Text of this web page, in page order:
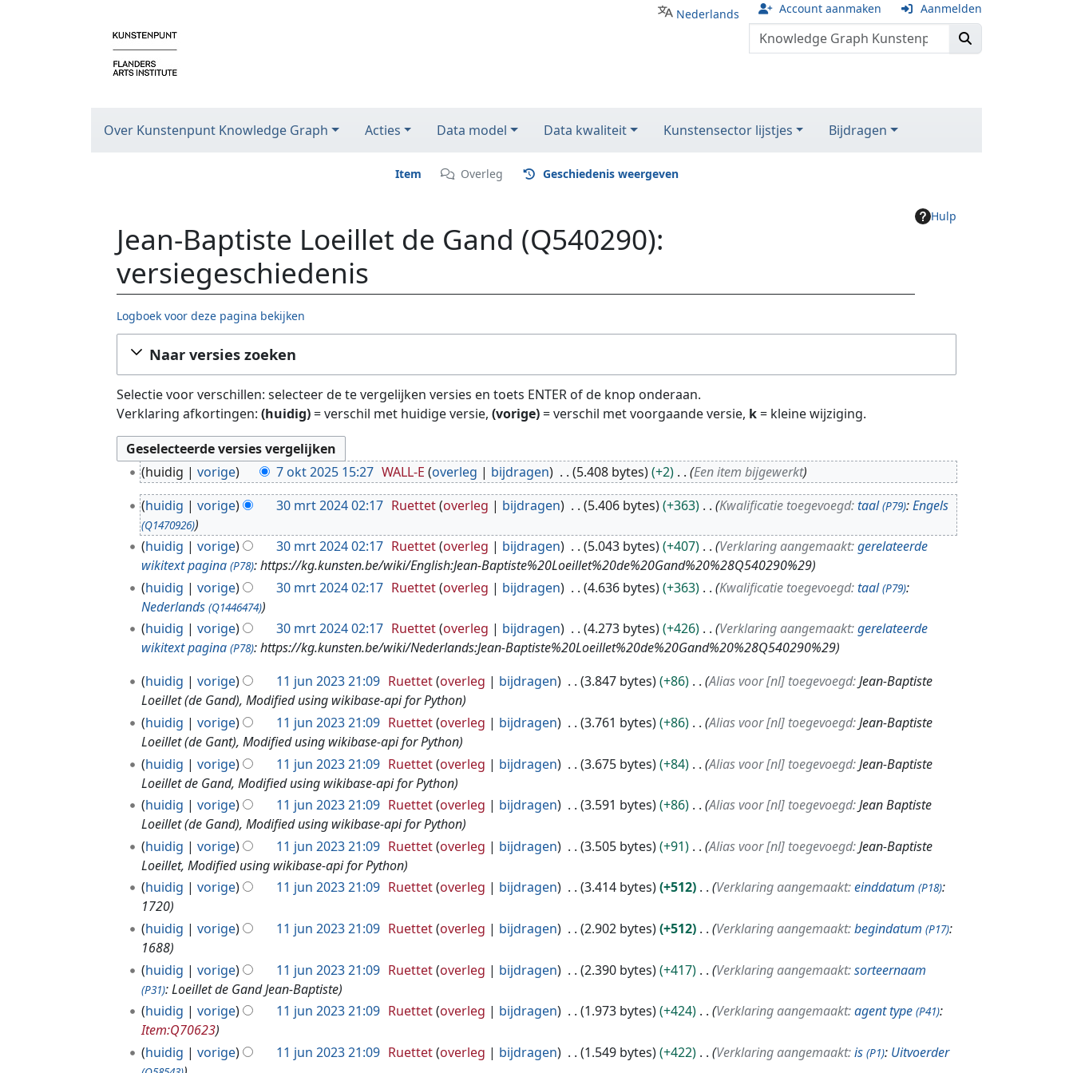
Nederlands Account aanmaken Aanmelden
Over Kunstenpunt Knowledge Graph Acties Data model Data kwaliteit Kunstensector lijstjes Bijdragen
Item Overleg Geschiedenis weergeven
Hulp
Jean-Baptiste Loeillet de Gand (Q540290):
versiegeschiedenis
Logboek voor deze pagina bekijken
Ga naar:navigatie,zoeken
Naar versies zoeken
Selectie voor verschillen: selecteer de te vergelijken versies en toets ENTER of de knop onderaan.
Verklaring afkortingen: (huidig)= verschil met huidige versie, (vorige)= verschil met voorgaande versie, k= kleine wijziging.
huidig vorige 7 okt 2025 15:27 WALL-E overleg bijdragen 5.408 bytes +2 Een item bijgewerkt
huidig vorige 30 mrt 2024 02:17 Ruettet overleg bijdragen 5.406 bytes +363 Kwalificatie toegevoegd:taal (P79):Engels
(Q1470926)
huidig vorige 30 mrt 2024 02:17 Ruettet overleg bijdragen 5.043 bytes +407 Verklaring aangemaakt:gerelateerde
wikitext pagina (P78): https://kg.kunsten.be/wiki/English:Jean-Baptiste%20Loeillet%20de%20Gand%20%28Q540290%29
huidig
vorige 30 mrt 2024 02:17 Ruettet overleg bijdragen 4.636 bytes +363 Kwalificatie toegevoegd:taal (P79):
Nederlands (Q1446474)
huidig vorige 30 mrt 2024 02:17 Ruettet overleg bijdragen 4.273 bytes +426 Verklaring aangemaakt:gerelateerde
wikitext pagina (P78): https://kg.kunsten.be/wiki/Nederlands:Jean-Baptiste%20Loeillet%20de%20Gand%20%28Q540290%29
huidig vorige 11 jun 2023 21:09 Ruettet overleg bijdragen 3.847 bytes +86 Alias voor [nl] toegevoegd:Jean-Baptiste
Loeillet (de Gand), Modified using wikibase-api for Python
huidig
vorige 11 jun 2023 21:09 Ruettet overleg bijdragen 3.761 bytes +86 Alias voor [nl] toegevoegd:Jean-Baptiste
Loeillet (de Gant), Modified using wikibase-api for Python
huidig
vorige 11 jun 2023 21:09 Ruettet overleg bijdragen 3.675 bytes +84 Alias voor [nl] toegevoegd:Jean-Baptiste
Loeillet de Gand, Modified using wikibase-api for Python
huidig
vorige 11 jun 2023 21:09 Ruettet overleg bijdragen 3.591 bytes +86 Alias voor [nl] toegevoegd:Jean Baptiste
Loeillet (de Gand), Modified using wikibase-api for Python
huidig
vorige 11 jun 2023 21:09 Ruettet overleg bijdragen 3.505 bytes +91 Alias voor [nl] toegevoegd:Jean-Baptiste
Loeillet, Modified using wikibase-api for Python
huidig
vorige 11 jun 2023 21:09 Ruettet overleg bijdragen 3.414 bytes +512 Verklaring aangemaakt:einddatum (P18):
1720
huidig
vorige 11 jun 2023 21:09 Ruettet overleg bijdragen 2.902 bytes +512 Verklaring aangemaakt:begindatum (P17):
1688
huidig
vorige 11 jun 2023 21:09 Ruettet overleg bijdragen 2.390 bytes +417 Verklaring aangemaakt:sorteernaam
(P31): Loeillet de Gand Jean-Baptiste
huidig
vorige 11 jun 2023 21:09 Ruettet overleg bijdragen 1.973 bytes +424 Verklaring aangemaakt:agent type (P41):
Item:Q70623
huidig
vorige 11 jun 2023 21:09 Ruettet overleg bijdragen 1.549 bytes +422 Verklaring aangemaakt:is (P1): Uitvoerder